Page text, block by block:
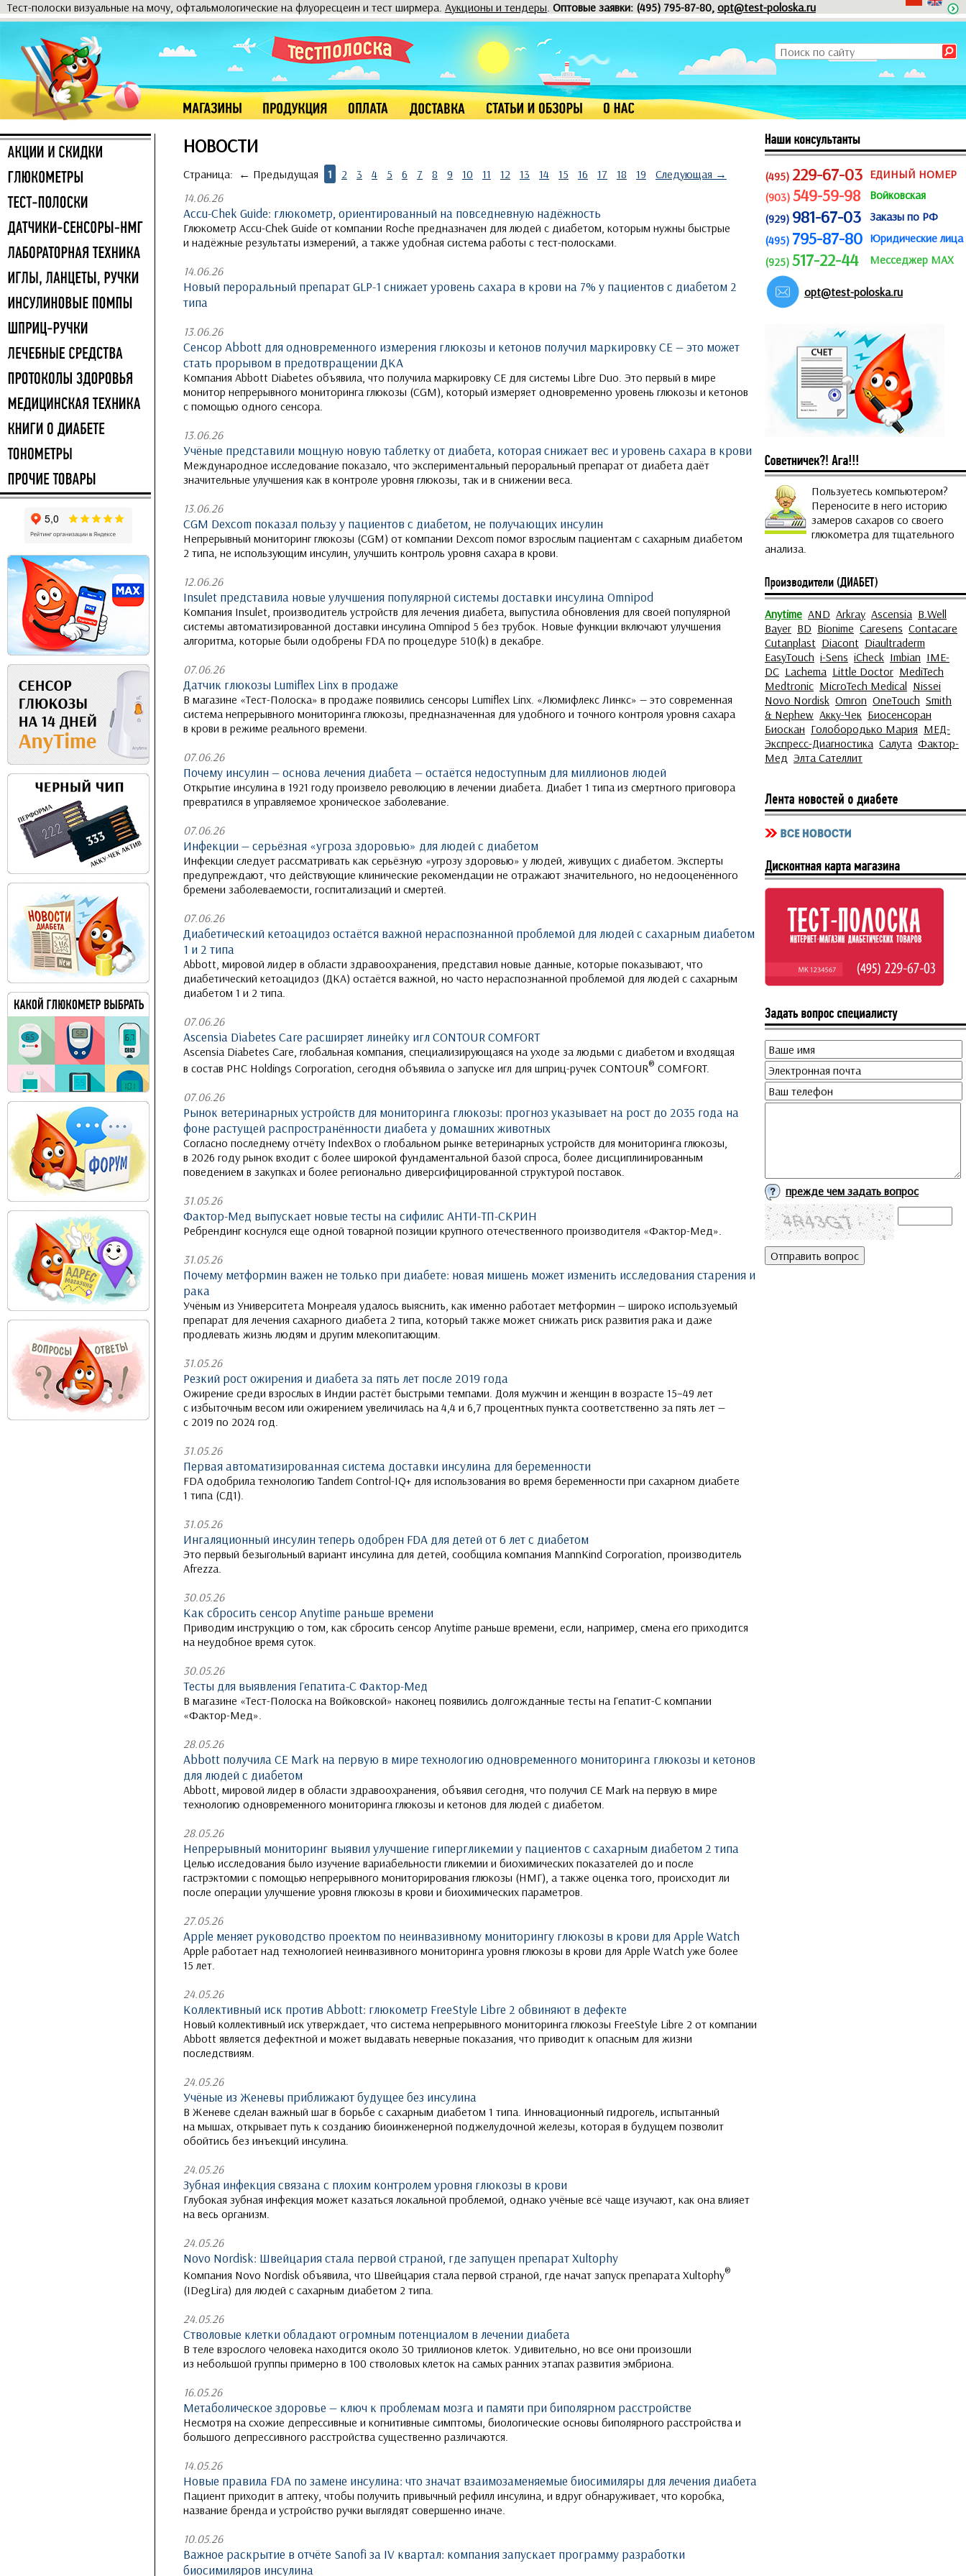
Тест-полоски визуальные на мочу, офтальмологические на флуоресцеин и тест ширмера. Аукционы и тендеры. Оптовые заявки: (495) 795-87-80, opt@test-poloska.ru
НОВОСТИ
Страница: ← Предыдущая 1 2 3 4 5 6 7 8 9 10 11 12 13 14 15 16 17 18 19
Следующая →
14.06.26
Accu-Chek Guide: глюкометр, ориентированный на повседневную надёжность
Глюкометр Accu-Chek Guide от компании Roche предназначен для людей с диабетом, которым нужны быстрые
и надёжные результаты измерений, а также удобная система работы с тест-полосками.
14.06.26
Новый пероральный препарат GLP-1 снижает уровень сахара в крови на 7% у пациентов с диабетом 2
типа
13.06.26
Сенсор Abbott для одновременного измерения глюкозы и кетонов получил маркировку CE — это может
стать прорывом в предотвращении ДКА
Компания Abbott Diabetes объявила, что получила маркировку CE для системы Libre Duo. Это первый в мире
монитор непрерывного мониторинга глюкозы (CGM), который измеряет одновременно уровень глюкозы и кетонов
с помощью одного сенсора.
13.06.26
Учёные представили мощную новую таблетку от диабета, которая снижает вес и уровень сахара в крови
Международное исследование показало, что экспериментальный пероральный препарат от диабета даёт
значительные улучшения как в контроле уровня глюкозы, так и в снижении веса.
13.06.26
CGM Dexcom показал пользу у пациентов с диабетом, не получающих инсулин
Непрерывный мониторинг глюкозы (CGM) от компании Dexcom помог взрослым пациентам с сахарным диабетом
2 типа, не использующим инсулин, улучшить контроль уровня сахара в крови.
12.06.26
Insulet представила новые улучшения популярной системы доставки инсулина Omnipod
Компания Insulet, производитель устройств для лечения диабета, выпустила обновления для своей популярной
системы автоматизированной доставки инсулина Omnipod 5 без трубок. Новые функции включают улучшения
алгоритма, которые были одобрены FDA по процедуре 510(k) в декабре.
07.06.26
Датчик глюкозы Lumiflex Linx в продаже
В магазине «Тест-Полоска» в продаже появились сенсоры Lumiflex Linx. «Люмифлекс Линкс» — это современная
система непрерывного мониторинга глюкозы, предназначенная для удобного и точного контроля уровня сахара
в крови в режиме реального времени.
07.06.26
Почему инсулин — основа лечения диабета — остаётся недоступным для миллионов людей
Открытие инсулина в 1921 году произвело революцию в лечении диабета. Диабет 1 типа из смертного приговора
превратился в управляемое хроническое заболевание.
07.06.26
Инфекции — серьёзная «угроза здоровью» для людей с диабетом
Инфекции следует рассматривать как серьёзную «угрозу здоровью» у людей, живущих с диабетом. Эксперты
предупреждают, что действующие клинические рекомендации не отражают значительного, но недооценённого
бремени заболеваемости, госпитализаций и смертей.
07.06.26
Диабетический кетоацидоз остаётся важной нераспознанной проблемой для людей с сахарным диабетом
1 и 2 типа
Abbott, мировой лидер в области здравоохранения, представил новые данные, которые показывают, что
диабетический кетоацидоз (ДКА) остаётся важной, но часто нераспознанной проблемой для людей с сахарным
диабетом 1 и 2 типа.
07.06.26
Ascensia Diabetes Care расширяет линейку игл CONTOUR COMFORT
Ascensia Diabetes Care, глобальная компания, специализирующаяся на уходе за людьми с диабетом и входящая
в состав PHC Holdings Corporation, сегодня объявила о запуске игл для шприц-ручек CONTOUR® COMFORT.
07.06.26
Рынок ветеринарных устройств для мониторинга глюкозы: прогноз указывает на рост до 2035 года на
фоне растущей распространённости диабета у домашних животных
Согласно последнему отчёту IndexBox о глобальном рынке ветеринарных устройств для мониторинга глюкозы,
в 2026 году рынок входит с более широкой фундаментальной базой спроса, более дисциплинированным
поведением в закупках и более регионально диверсифицированной структурой поставок.
31.05.26
Фактор-Мед выпускает новые тесты на сифилис АНТИ-ТП-СКРИН
Ребрендинг коснулся еще одной товарной позиции крупного отечественного производителя «Фактор-Мед».
31.05.26
Почему метформин важен не только при диабете: новая мишень может изменить исследования старения и
рака
Учёным из Университета Монреаля удалось выяснить, как именно работает метформин — широко используемый
препарат для лечения сахарного диабета 2 типа, который также может снижать риск развития рака и даже
продлевать жизнь людям и другим млекопитающим.
31.05.26
Резкий рост ожирения и диабета за пять лет после 2019 года
Ожирение среди взрослых в Индии растёт быстрыми темпами. Доля мужчин и женщин в возрасте 15–49 лет
с избыточным весом или ожирением увеличилась на 4,4 и 6,7 процентных пункта соответственно за пять лет —
с 2019 по 2024 год.
31.05.26
Первая автоматизированная система доставки инсулина для беременности
FDA одобрила технологию Tandem Control-IQ+ для использования во время беременности при сахарном диабете
1 типа (СД1).
31.05.26
Ингаляционный инсулин теперь одобрен FDA для детей от 6 лет с диабетом
Это первый безыгольный вариант инсулина для детей, сообщила компания MannKind Corporation, производитель
Afrezza.
30.05.26
Как сбросить сенсор Anytime раньше времени
Приводим инструкцию о том, как сбросить сенсор Anytime раньше времени, если, например, смена его приходится
на неудобное время суток.
30.05.26
Тесты для выявления Гепатита-С Фактор-Мед
В магазине «Тест-Полоска на Войковской» наконец появились долгожданные тесты на Гепатит-С компании
«Фактор-Мед».
28.05.26
Abbott получила CE Mark на первую в мире технологию одновременного мониторинга глюкозы и кетонов
для людей с диабетом
Abbott, мировой лидер в области здравоохранения, объявил сегодня, что получил CE Mark на первую в мире
технологию одновременного мониторинга глюкозы и кетонов для людей с диабетом.
28.05.26
Непрерывный мониторинг выявил улучшение гипергликемии у пациентов с сахарным диабетом 2 типа
Целью исследования было изучение вариабельности гликемии и биохимических показателей до и после
гастрэктомии с помощью непрерывного мониторирования глюкозы (НМГ), а также оценка того, происходит ли
после операции улучшение уровня глюкозы в крови и биохимических параметров.
27.05.26
Apple меняет руководство проектом по неинвазивному мониторингу глюкозы в крови для Apple Watch
Apple работает над технологией неинвазивного мониторинга уровня глюкозы в крови для Apple Watch уже более
15 лет.
24.05.26
Коллективный иск против Abbott: глюкометр FreeStyle Libre 2 обвиняют в дефекте
Новый коллективный иск утверждает, что система непрерывного мониторинга глюкозы FreeStyle Libre 2 от компании
Abbott является дефектной и может выдавать неверные показания, что приводит к опасным для жизни
последствиям.
24.05.26
Учёные из Женевы приближают будущее без инсулина
В Женеве сделан важный шаг в борьбе с сахарным диабетом 1 типа. Инновационный гидрогель, испытанный
на мышах, открывает путь к созданию биоинженерной поджелудочной железы, которая в будущем позволит
обойтись без инъекций инсулина.
24.05.26
Зубная инфекция связана с плохим контролем уровня глюкозы в крови
Глубокая зубная инфекция может казаться локальной проблемой, однако учёные всё чаще изучают, как она влияет
на весь организм.
24.05.26
Novo Nordisk: Швейцария стала первой страной, где запущен препарат Xultophy
Компания Novo Nordisk объявила, что Швейцария стала первой страной, где начат запуск препарата Xultophy®
(IDegLira) для людей с сахарным диабетом 2 типа.
24.05.26
Стволовые клетки обладают огромным потенциалом в лечении диабета
В теле взрослого человека находится около 30 триллионов клеток. Удивительно, но все они произошли
из небольшой группы примерно в 100 стволовых клеток на самых ранних этапах развития эмбриона.
16.05.26
Метаболическое здоровье — ключ к проблемам мозга и памяти при биполярном расстройстве
Несмотря на схожие депрессивные и когнитивные симптомы, биологические основы биполярного расстройства и
большого депрессивного расстройства существенно различаются.
14.05.26
Новые правила FDA по замене инсулина: что значат взаимозаменяемые биосимиляры для лечения диабета
Пациент приходит в аптеку, чтобы получить привычный рефилл инсулина, и вдруг обнаруживает, что коробка,
название бренда и устройство ручки выглядят совершенно иначе.
10.05.26
Важное раскрытие в отчёте Sanofi за IV квартал: компания запускает программу разработки
биосимиляров инсулина
(495) 229-67-03 ЕДИНЫЙ НОМЕР
(903) 549-59-98
Войковская
(929) 981-67-03 Заказы по РФ
(495) 795-87-80 Юридические лица
(925) 517-22-44 Месседжер MAX
opt@test-poloska.ru
Пользуетесь компьютером?
Переносите в него историю
замеров сахаров со своего
глюкометра для тщательного
анализа.
Anytime AND Arkray Ascensia B.Well
Bayer BD Bionime Caresens Contacare
Cutanplast Diacont Diaultraderm
EasyTouch i-Sens iCheck Imbian IME-
DC Lachema Little Doctor MediTech
Medtronic MicroTech Medical Nissei
Novo Nordisk Omron OneTouch Smith
& Nephew Акку-Чек Биосенсоран
Биоскан Голобородько Мария МЕД-
Экспресс-Диагностика Салута Фактор-
Мед Элта Сателлит
прежде чем задать вопрос